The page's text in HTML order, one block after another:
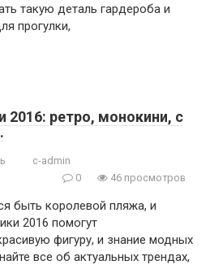
такую деталь гардероба и
прогулки,
2016: ретро, монокини, с
c-admin
0
46 просмотров
быть королевой пляжа, и
2016 помогут
фигуру, и знание модных
все об актуальных трендах,